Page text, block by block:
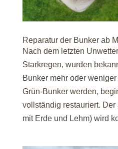
Reparatur der Bunker ab
Nach dem letzten
Starkregen, wurden
Bunker mehr oder
Grün-Bunker werden,
vollständig restauriert.
mit Erde und Lehm) wird